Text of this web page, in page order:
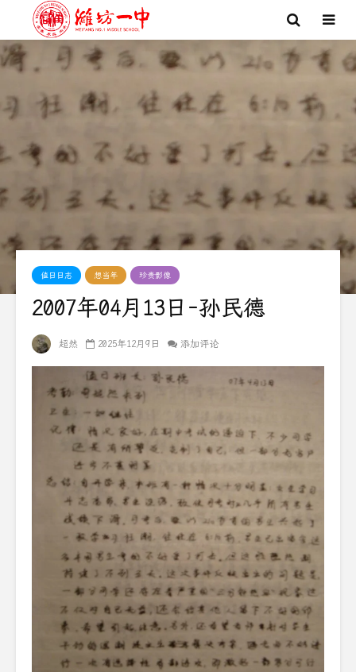
值日日志 想当年 珍贵影像
2007年04月13日-孙民德
超然 2025年12月9日 添加评论